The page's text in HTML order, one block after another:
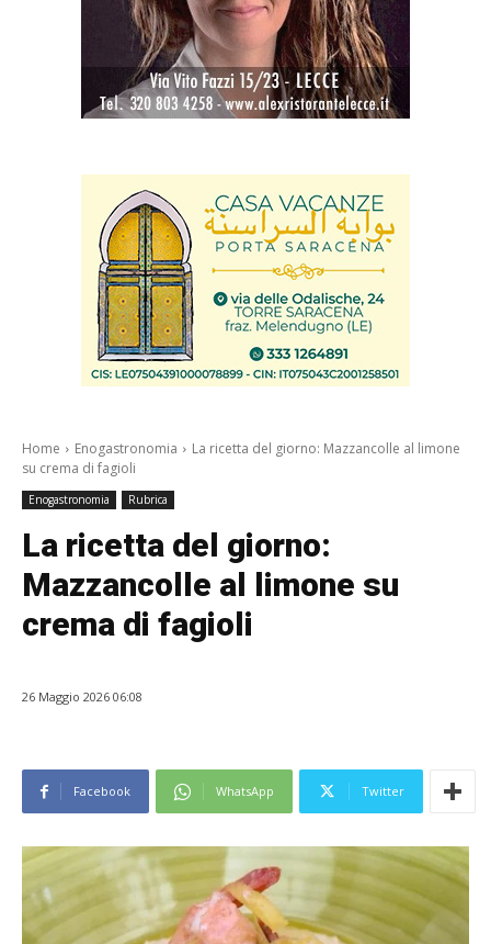
Home Enogastronomia
La ricetta del giorno: Mazzancolle al limone
su crema di fagioli
Enogastronomia Rubrica
La ricetta del giorno:
Mazzancolle al limone su
crema di fagioli
26 Maggio 2026 06:08
Facebook WhatsApp Twitter